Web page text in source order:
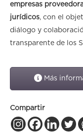
empresas
jurídicos, con el
diálogo y
transparente de los
Más
Compartir